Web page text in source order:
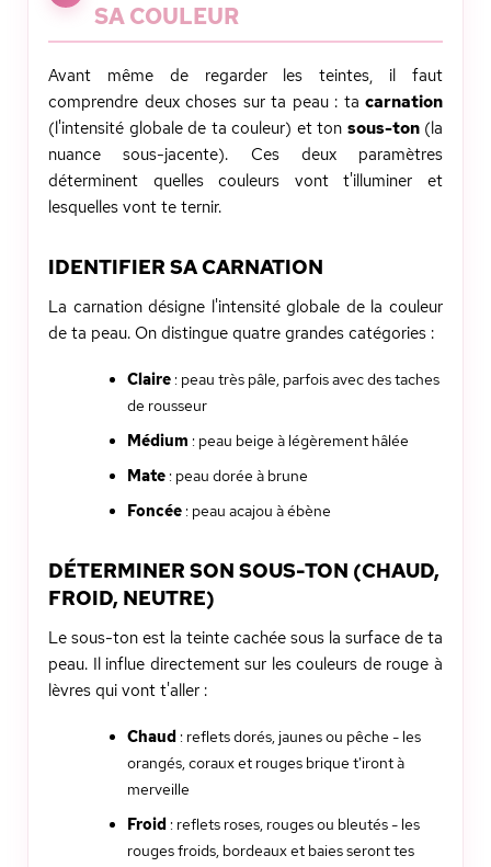
SA COULEUR
Avant même de regarder les teintes, il faut
comprendre deux choses sur ta peau : ta carnation
(l'intensité globale de ta couleur) et ton sous-ton(la
nuance sous-jacente). Ces deux paramètres
déterminent quelles couleurs vont t'illuminer et
lesquelles vont te ternir.
IDENTIFIER SA CARNATION
La carnation désigne l'intensité globale de la couleur
de ta peau. On distingue quatre grandes catégories :
Claire : peau très pâle, parfois avec des taches
de rousseur
Médium : peau beige à légèrement hâlée
Mate : peau dorée à brune
Foncée : peau acajou à ébène
DÉTERMINER SON SOUS-TON (CHAUD,
FROID, NEUTRE)
Le sous-ton est la teinte cachée sous la surface de ta
peau. Il influe directement sur les couleurs de rouge à
lèvres qui vont t'aller :
Chaud : reflets dorés, jaunes ou pêche - les
orangés, coraux et rouges brique t'iront à
merveille
Froid : reflets roses, rouges ou bleutés - les
rouges froids, bordeaux et baies seront tes